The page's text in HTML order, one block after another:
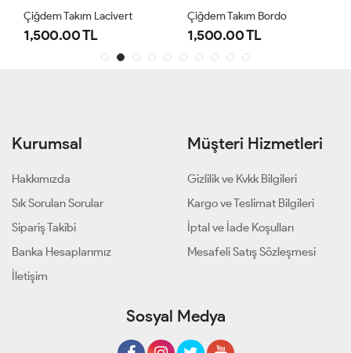
Çiğdem Takım Lacivert
1,500.00 TL
Çiğdem Takım Bordo
1,500.00 TL
Kurumsal
Hakkımızda
Sık Sorulan Sorular
Sipariş Takibi
Banka Hesaplarımız
İletişim
Müşteri Hizmetleri
Gizlilik ve Kvkk Bilgileri
Kargo ve Teslimat Bilgileri
İptal ve İade Koşulları
Mesafeli Satış Sözleşmesi
Sosyal Medya